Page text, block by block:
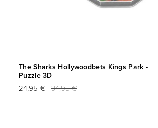
The Sharks Hollywoodbets Kings Park -
Puzzle 3D
24,95 € 34,95 €